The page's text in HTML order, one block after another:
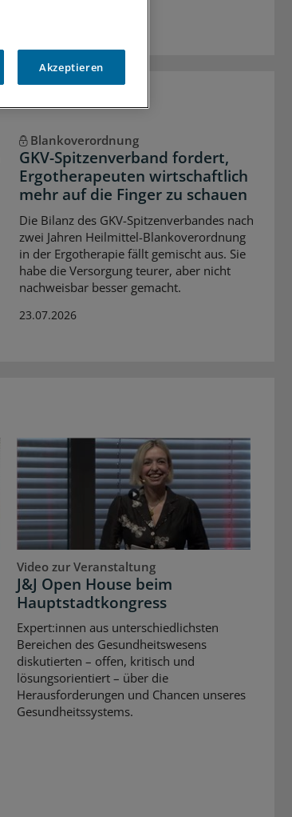
Blankoverordnung
GKV-Spitzenverband fordert,
Ergotherapeuten wirtschaftlich
mehr auf die Finger zu schauen
Die Bilanz des GKV-Spitzenverbandes nach
zwei Jahren Heilmittel-Blankoverordnung
in der Ergotherapie fällt gemischt aus. Sie
habe die Versorgung teurer, aber nicht
nachweisbar besser gemacht.
23.07.2026
Video zur Veranstaltung
J&J Open House beim
Hauptstadtkongress
Expert:innen aus unterschiedlichsten
Bereichen des Gesundheitswesens
diskutierten – offen, kritisch und
lösungsorientiert – über die
Herausforderungen und Chancen unseres
Gesundheitssystems.
Akzeptieren